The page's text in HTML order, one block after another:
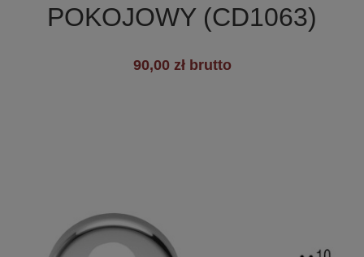
POKOJOWY (CD1063)
90,00 zł brutto